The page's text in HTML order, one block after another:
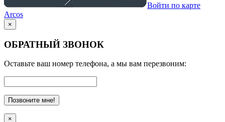
Войти по карте
Arcos
×
ОБРАТНЫЙ ЗВОНОК
Оставьте ваш номер телефона, а мы вам перезвоним:
Позвоните мне!
×